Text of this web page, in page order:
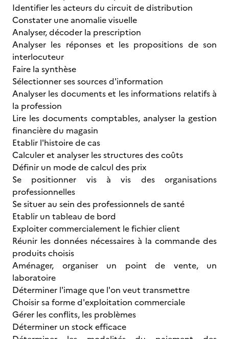
Identifier les acteurs du circuit de distribution
Constater une anomalie visuelle
Analyser, décoder la prescription
Analyser les réponses et les propositions de son
interlocuteur
Faire la synthèse
Sélectionner ses sources d'information
Analyser les documents et les informations relatifs à
la profession
Lire les documents comptables, analyser la gestion
financière du magasin
Etablir l'histoire de cas
Calculer et analyser les structures des coûts
Définir un mode de calcul des prix
Se positionner vis à vis des organisations
professionnelles
Se situer au sein des professionnels de santé
Etablir un tableau de bord
Exploiter commercialement le fichier client
Réunir les données nécessaires à la commande des
produits choisis
Aménager, organiser un point de vente, un
laboratoire
Déterminer l'image que l'on veut transmettre
Choisir sa forme d'exploitation commerciale
Gérer les conflits, les problèmes
Déterminer un stock efficace